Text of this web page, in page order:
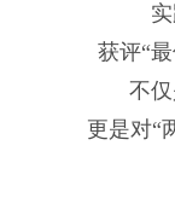
获评“
不
更是对“